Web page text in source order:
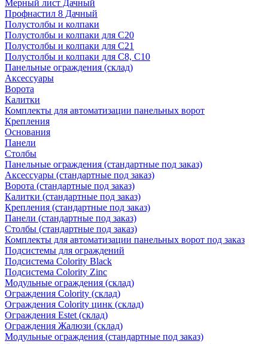
Мерный лист Дачный
Профнастил 8 Дачный
Полустолбы и колпаки
Полустолбы и колпаки для С20
Полустолбы и колпаки для С21
Полустолбы и колпаки для С8, С10
Панельные ограждения (склад)
Аксессуары
Ворота
Калитки
Комплекты для автоматизации панельных ворот
Крепления
Основания
Панели
Столбы
Панельные ограждения (стандартные под заказ)
Аксессуары (стандартные под заказ)
Ворота (стандартные под заказ)
Калитки (стандартные под заказ)
Крепления (стандартные под заказ)
Панели (стандартные под заказ)
Столбы (стандартные под заказ)
Комплекты для автоматизации панельных ворот под заказ
Подсистемы для ограждений
Подсистема Colority Black
Подсистема Colority Zinc
Модульные ограждения (склад)
Ограждения Colority (склад)
Ограждения Colority цинк (склад)
Ограждения Estet (склад)
Ограждения Жалюзи (склад)
Модульные ограждения (стандартные под заказ)